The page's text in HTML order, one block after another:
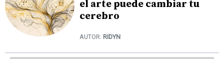
el arte puede cambiar tu
cerebro
AUTOR: RIDYN